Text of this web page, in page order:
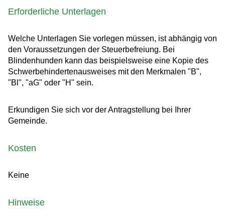
Erforderliche Unterlagen
Welche Unterlagen Sie vorlegen müssen, ist abhängig von
den Voraussetzungen der Steuerbefreiung. Bei
Blindenhunden kann das beispielsweise eine Kopie des
Schwerbehindertenausweises mit den Merkmalen "B",
"Bl", "aG" oder "H" sein.
Erkundigen Sie sich vor der Antragstellung bei Ihrer
Gemeinde.
Kosten
Keine
Hinweise